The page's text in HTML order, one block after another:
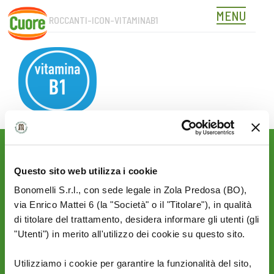
Questo sito web utilizza i cookie
Bonomelli S.r.l., con sede legale in Zola Predosa (BO),
via Enrico Mattei 6 (la "Società" o il "Titolare"), in qualità
di titolare del trattamento, desidera informare gli utenti (gli
"Utenti") in merito all'utilizzo dei cookie su questo sito.
Utilizziamo i cookie per garantire la funzionalità del sito,
Skip
MENU
FETTECROCCANTI-ICON-VITAMINAB1
novità del mondo Cuore:
SEGUICI SU:
Termini e condizioni
Politica Ambientale &